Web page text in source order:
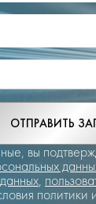
ОТПРАВИТЬ
вы
,
политики